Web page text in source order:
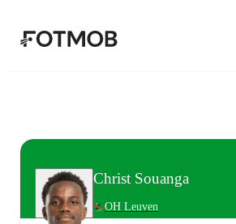
Christ Souanga
OH Leuven